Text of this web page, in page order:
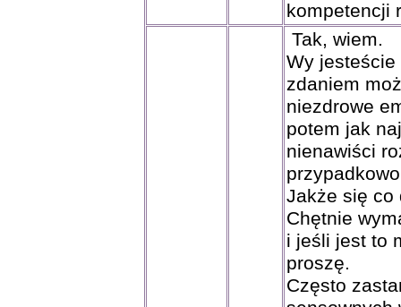
kompetencji
Tak, wiem.
Wy
zdaniem
niezdrowe
potem jak
nienawiści
Jakże się co
Chętnie
i jeśli jest to
proszę.
Często